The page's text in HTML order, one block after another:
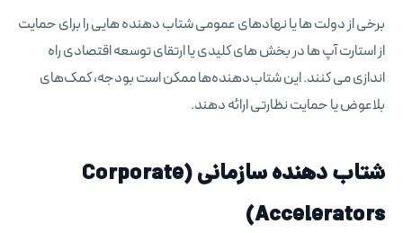
برخی از دولت ها یا نهادهای عمومی شتاب دهنده هایی را برای حمایت
از استارت آپ ها در بخش های کلیدی یا ارتقای توسعه اقتصادی راه
اندازی می کنند. این شتاب‌دهنده‌ها ممکن است بودجه، کمک‌های
بلاعوض یا حمایت نظارتی ارائه دهند.
شتاب دهنده سازمانی (Corporate
Accelerators)